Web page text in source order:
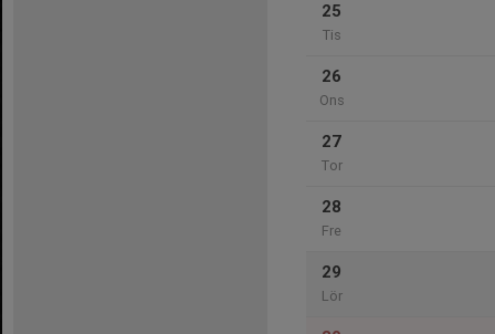
25
Tis
26
Ons
27
Tor
28
Fre
29
Lör